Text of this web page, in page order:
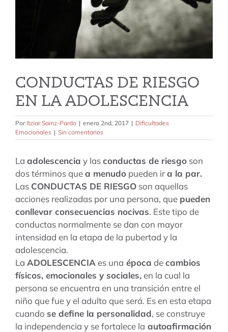
CONDUCTAS DE RIESGO
EN LA ADOLESCENCIA
Por Itziar Sainz-Pardo | enero 2nd, 2017 | Dificultades
Emocionales | Sin comentarios
La adolescencia y lasconductas de riesgo son
dos términos quea menudo pueden ira la par.
Las CONDUCTAS DE RIESGO son aquellas
acciones realizadas por una persona, que pueden
conllevar consecuencias nocivas. Este tipo de
conductas normalmente se dan con mayor
intensidad en la etapa de la pubertad y la
adolescencia.
La ADOLESCENCIA es una época decambios
físicos, emocionales y sociales,en la cual la
persona se encuentra en una transición entre el
niño que fue y el adulto que será. Es en esta etapa
cuando se define la personalidad, se construye
la independencia y se fortalece la autoafirmación